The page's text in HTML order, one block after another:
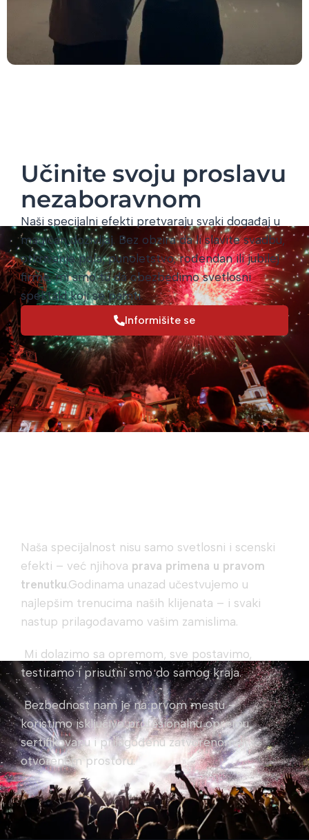
Učinite svoju proslavu
nezaboravnom
Naši specijalni efekti pretvaraju svaki događaj u
magičan doživljaj. Bez obzira da li slavite svadbu,
otkrivanje pola, punoletstvo, rođendan ili jubilej
firme,mi smo tu da obezbedimo svetlosni
spektakl koji se pamti.
Informišite se
Naša specijalnost nisu samo svetlosni i scenski
efekti – već njihova prava primena u pravom
trenutku.Godinama unazad učestvujemo u
najlepšim trenucima naših klijenata – i svaki
nastup prilagođavamo vašim zamislima.
Mi dolazimo sa opremom, sve postavimo,
testiramo i prisutni smo do samog kraja.
Bezbednost nam je na prvom mestu –
koristimo isključivo profesionalnu opremu,
sertifikovanu i prilagođenu zatvorenom ili
otvorenom prostoru.